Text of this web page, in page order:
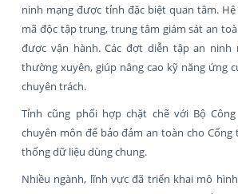
ninh mạng được tỉnh đặc biệt quan tâm.
mã độc tập trung, trung tâm giám sát an
được vận hành. Các đợt diễn tập an ninh
thường xuyên, giúp nâng cao kỹ năng ứng
chuyên trách.
Tỉnh cũng phối hợp chặt chẽ với Bộ
chuyên môn để bảo đảm an toàn cho
thống dữ liệu dùng chung.
Nhiều ngành, lĩnh vực đã triển khai mô